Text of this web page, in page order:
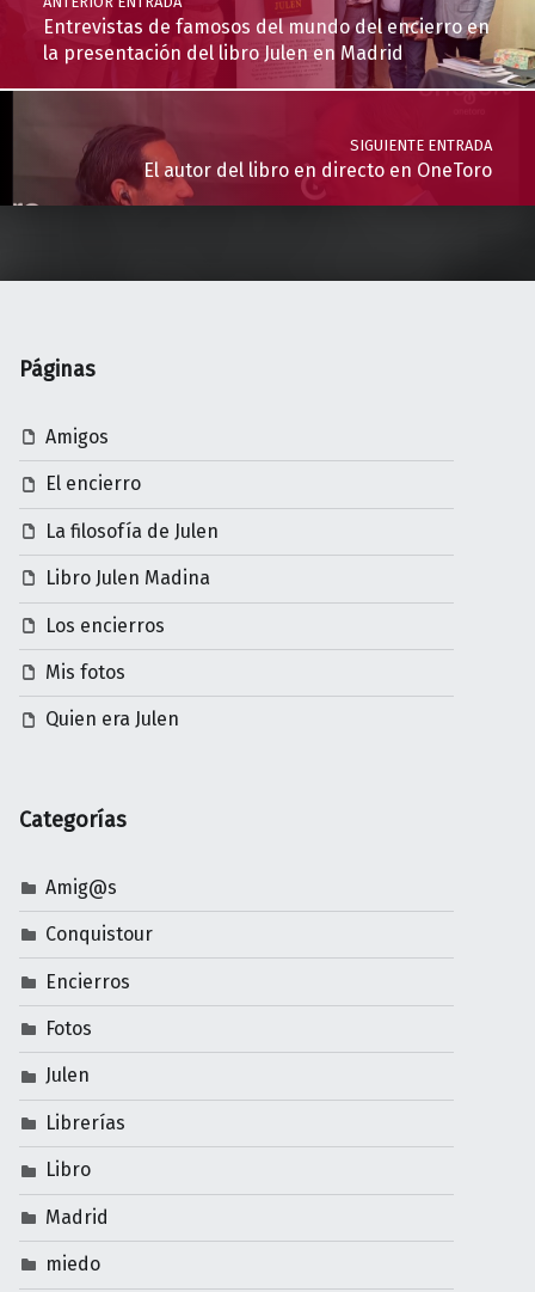
Entrevistas de famosos del mundo del encierro en
la presentación del libro Julen en Madrid
SIGUIENTE ENTRADA
El autor del libro en directo en OneToro
Páginas
Amigos
El encierro
La filosofía de Julen
Libro Julen Madina
Los encierros
Mis fotos
Quien era Julen
Categorías
Amig@s
Conquistour
Encierros
Fotos
Julen
Librerías
Libro
Madrid
miedo